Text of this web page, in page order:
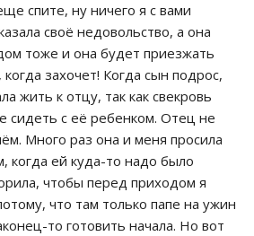
спите, ну ничего я с вами
своё недовольство, а она
тоже и она будет приезжать
захочет! Когда сын подрос,
жить к отцу, так как свекровь
сидеть с её ребенком. Отец не
Много раз она и меня просила
когда ей куда-то надо было
чтобы перед приходом я
что там только папе на ужин
то готовить начала. Но вот